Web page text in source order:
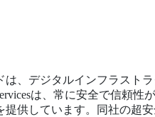
、デジタルインフラスト
は、常に安全で信頼
提供しています。同社の超